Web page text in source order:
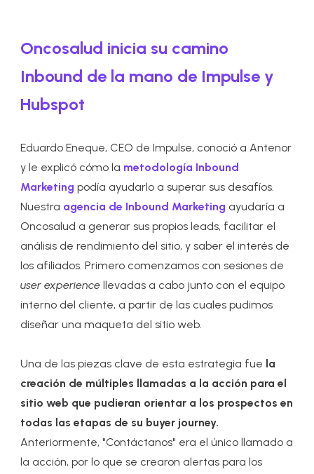
Oncosalud inicia su camino
Inbound de la mano de Impulse y
Hubspot
Eduardo Eneque, CEO de Impulse, conoció a Antenor
y le explicó cómo la metodología Inbound
Marketing podía ayudarlo a superar sus desafíos.
Nuestra agencia de Inbound Marketing ayudaría a
Oncosalud a generar sus propios leads, facilitar el
análisis de rendimiento del sitio, y saber el interés de
los afiliados. Primero comenzamos con sesiones de
user experience llevadas a cabo junto con el equipo
interno del cliente, a partir de las cuales pudimos
diseñar una maqueta del sitio web.
Una de las piezas clave de esta estrategia fue la
creación de múltiples llamadas a la acción para el
sitio web que pudieran orientar a los prospectos en
todas las etapas de su buyer journey.
Anteriormente, "Contáctanos" era el único llamado a
la acción, por lo que se crearon alertas para los